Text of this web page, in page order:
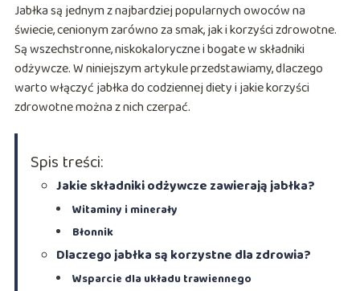
Jabłka są jednym z najbardziej popularnych owoców na
świecie, cenionym zarówno za smak, jak i korzyści zdrowotne.
Są wszechstronne, niskokaloryczne i bogate w składniki
odżywcze. W niniejszym artykule przedstawiamy, dlaczego
warto włączyć jabłka do codziennej diety i jakie korzyści
zdrowotne można z nich czerpać.
Spis treści:
Jakie składniki odżywcze zawierają jabłka?
Witaminy i minerały
Błonnik
Dlaczego jabłka są korzystne dla zdrowia?
Wsparcie dla układu trawiennego